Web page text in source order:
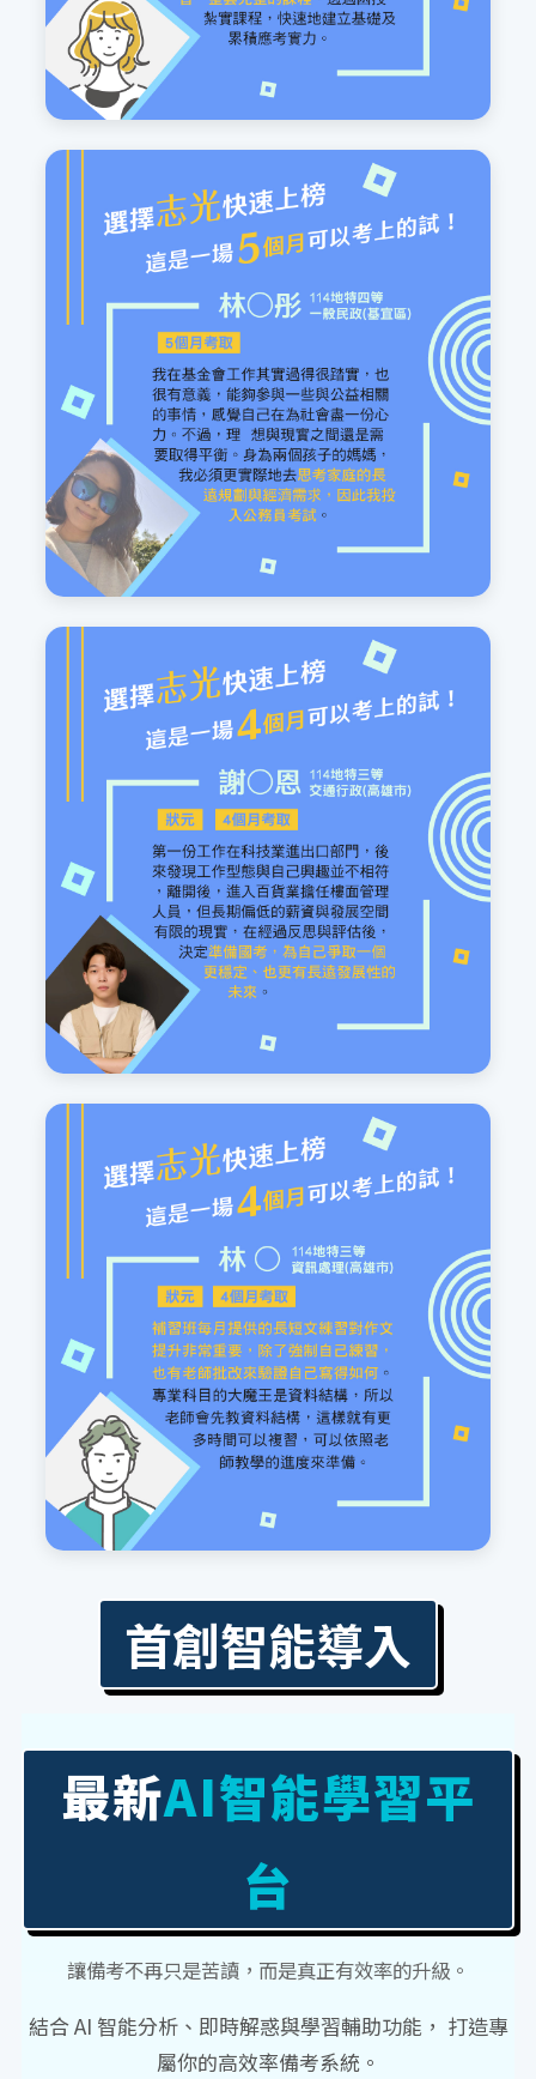
首創智能導入
最新AI智能學習平
台
讓備考不再只是苦讀，而是真正有效率的升級。
結合 AI 智能分析、即時解惑與學習輔助功能， 打造專
屬你的高效率備考系統。